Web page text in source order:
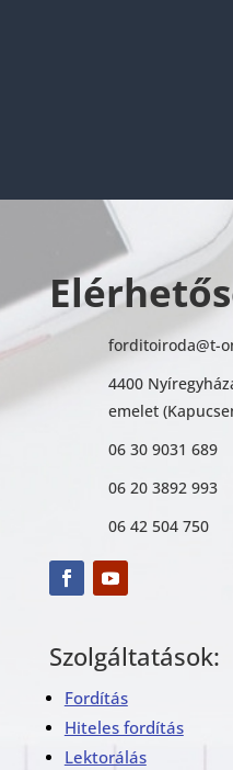
forditoiroda@t-
4400
emelet
06 30 9031 689
06 20 3892 993
06 42 504 750
Szolgáltatások:
Fordítás
Hiteles fordítás
Lektorálás